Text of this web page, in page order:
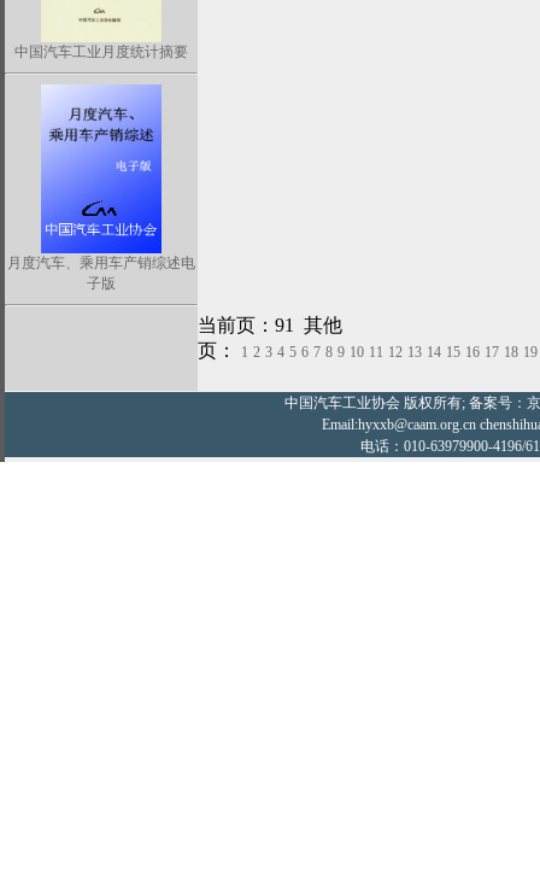
中国汽车工业月度统计摘要
月度汽车、乘用车产销综述电
子版
当前页：91 其他
页：
1 2 3 4 5 6 7 8 9 10 11 12 13 14 15 16 17 18 19
中国汽车工业协会 版权所有; 备案号：
Email:hyxxb@caam.org.cn
电话：010-63979900-4196/